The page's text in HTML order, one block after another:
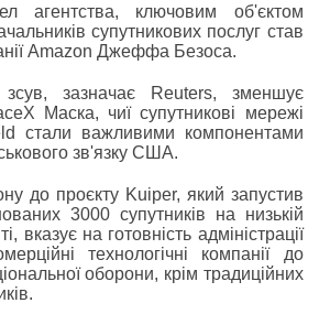
агентства, ключовим об'єктом
супутникових послуг став
Amazon Джеффа Безоса.
зсув, зазначає Reuters, зменшує
Маска, чиї супутникові мережі
стали важливими компонентами
зв'язку США.
до проєкту Kuiper, який запустив
3000 супутників на низькій
вказує на готовність адміністрації
технологічні компанії до
оборони, крім традиційних